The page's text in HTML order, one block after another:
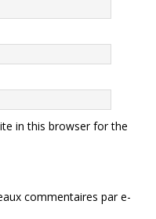
in this browser for the
commentaires par e-